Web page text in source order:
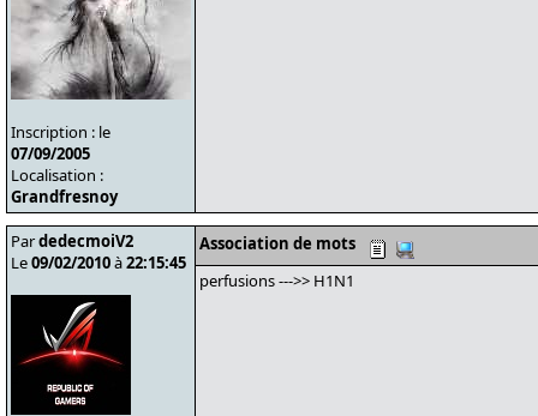
Inscription : le
07/09/2005
Localisation :
Grandfresnoy
PardedecmoiV2
Le09/02/2010à22:15:45
Association de mots
perfusions --->> H1N1